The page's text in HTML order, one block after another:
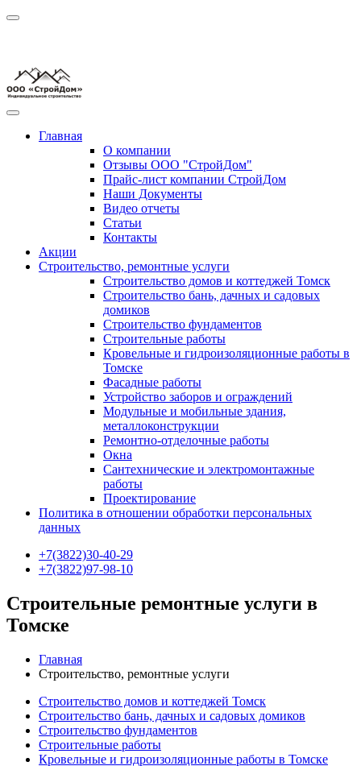
Главная
О компании
Отзывы ООО "СтройДом"
Прайс-лист компании СтройДом
Наши Документы
Видео отчеты
Статьи
Контакты
Акции
Строительство, ремонтные услуги
Строительство домов и коттеджей Томск
Строительство бань, дачных и садовых
домиков
Строительство фундаментов
Строительные работы
Кровельные и гидроизоляционные работы в
Томске
Фасадные работы
Устройство заборов и ограждений
Модульные и мобильные здания,
металлоконструкции
Ремонтно-отделочные работы
Окна
Сантехнические и электромонтажные
работы
Проектирование
Политика в отношении обработки персональных
данных
+7(3822)30-40-29
+7(3822)97-98-10
Строительные ремонтные услуги в
Томске
Главная
Строительство, ремонтные услуги
Строительство домов и коттеджей Томск
Строительство бань, дачных и садовых домиков
Строительство фундаментов
Строительные работы
Кровельные и гидроизоляционные работы в Томске